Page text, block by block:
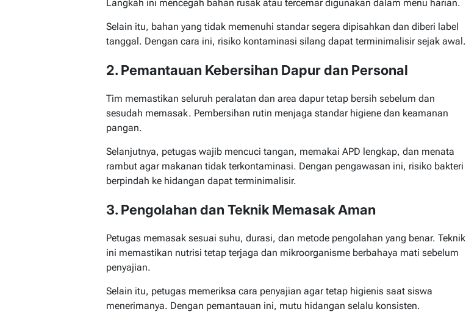
Langkah ini mencegah bahan rusak atau tercemar digunakan dalam menu harian.
Selain itu, bahan yang tidak memenuhi standar segera dipisahkan dan diberi label
tanggal. Dengan cara ini, risiko kontaminasi silang dapat terminimalisir sejak awal.
2. Pemantauan Kebersihan Dapur dan Personal
Tim memastikan seluruh peralatan dan area dapur tetap bersih sebelum dan
sesudah memasak. Pembersihan rutin menjaga standar higiene dan keamanan
pangan.
Selanjutnya, petugas wajib mencuci tangan, memakai APD lengkap, dan menata
rambut agar makanan tidak terkontaminasi. Dengan pengawasan ini, risiko bakteri
berpindah ke hidangan dapat terminimalisir.
3. Pengolahan dan Teknik Memasak Aman
Petugas memasak sesuai suhu, durasi, dan metode pengolahan yang benar. Teknik
ini memastikan nutrisi tetap terjaga dan mikroorganisme berbahaya mati sebelum
penyajian.
Selain itu, petugas memeriksa cara penyajian agar tetap higienis saat siswa
menerimanya. Dengan pemantauan ini, mutu hidangan selalu konsisten.